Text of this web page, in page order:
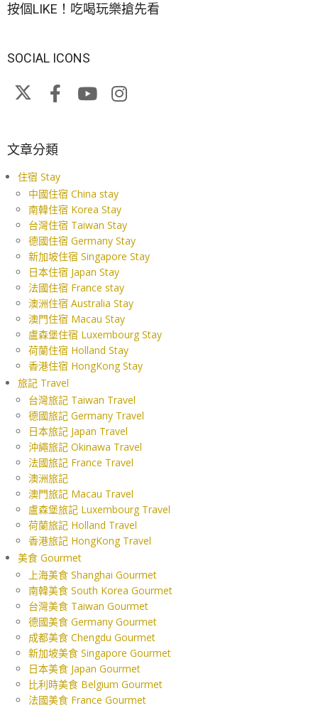
按個LIKE！吃喝玩樂搶先看
SOCIAL ICONS
文章分類
住宿 Stay
中國住宿 China stay
南韓住宿 Korea Stay
台灣住宿 Taiwan Stay
德國住宿 Germany Stay
新加坡住宿 Singapore Stay
日本住宿 Japan Stay
法國住宿 France stay
澳洲住宿 Australia Stay
澳門住宿 Macau Stay
盧森堡住宿 Luxembourg Stay
荷蘭住宿 Holland Stay
香港住宿 HongKong Stay
旅記 Travel
台灣旅記 Taiwan Travel
德國旅記 Germany Travel
日本旅記 Japan Travel
沖繩旅記 Okinawa Travel
法國旅記 France Travel
澳洲旅記
澳門旅記 Macau Travel
盧森堡旅記 Luxembourg Travel
荷蘭旅記 Holland Travel
香港旅記 HongKong Travel
美食 Gourmet
上海美食 Shanghai Gourmet
南韓美食 South Korea Gourmet
台灣美食 Taiwan Gourmet
德國美食 Germany Gourmet
成都美食 Chengdu Gourmet
新加坡美食 Singapore Gourmet
日本美食 Japan Gourmet
比利時美食 Belgium Gourmet
法國美食 France Gourmet